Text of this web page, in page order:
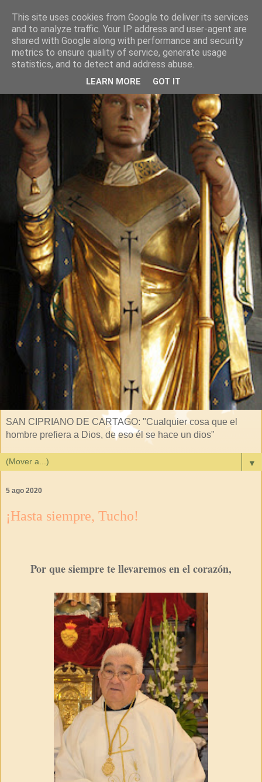
SAN CIPRIANO DE CARTAGO: "Cualquier cosa que el
hombre prefiera a Dios, de eso él se hace un dios"
▼
5 ago 2020
¡Hasta siempre, Tucho!
Por que siempre te llevaremos en el corazón,
This site uses cookies from Google to deliver its services
and to analyze traffic. Your IP address and user-agent are
shared with Google along with performance and security
metrics to ensure quality of service, generate usage
statistics, and to detect and address abuse.
LEARN MORE GOT IT